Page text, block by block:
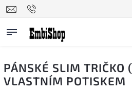
PÁNSKÉ SLIM TRIČKO
VLASTNÍM POTISKEM